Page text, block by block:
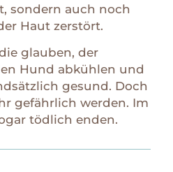
sondern auch noch
Haut zerstört.
glauben, der
Hund abkühlen und
gesund. Doch
gefährlich werden. Im
tödlich enden.